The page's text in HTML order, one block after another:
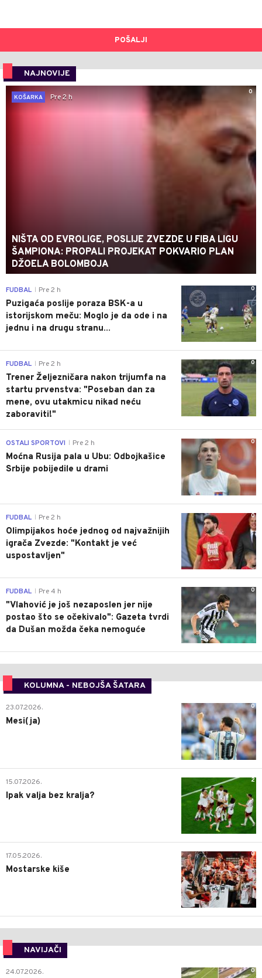
POŠALJI
NAJNOVIJE
0
KOŠARKA
Pre 2 h
NIŠTA OD EVROLIGE, POSLIJE ZVEZDE U FIBA LIGU
ŠAMPIONA: PROPALI PROJEKAT POKVARIO PLAN
DŽOELA BOLOMBOJA
0
FUDBAL Pre 2 h
Puzigaća poslije poraza BSK-a u
istorijskom meču: Moglo je da ode i na
jednu i na drugu stranu...
0
FUDBAL Pre 2 h
Trener Željezničara nakon trijumfa na
startu prvenstva: "Poseban dan za
mene, ovu utakmicu nikad neću
zaboraviti!"
0
OSTALI SPORTOVI Pre 2 h
Moćna Rusija pala u Ubu: Odbojkašice
Srbije pobijedile u drami
0
FUDBAL Pre 2 h
Olimpijakos hoće jednog od najvažnijih
igrača Zvezde: "Kontakt je već
uspostavljen"
0
FUDBAL Pre 4 h
"Vlahović je još nezaposlen jer nije
postao što se očekivalo": Gazeta tvrdi
da Dušan možda čeka nemoguće
KOLUMNA - NEBOJŠA ŠATARA
0
23.07.2026.
Mesi(ja)
2
15.07.2026.
Ipak valja bez kralja?
0
17.05.2026.
Mostarske kiše
NAVIJAČI
0
24.07.2026.